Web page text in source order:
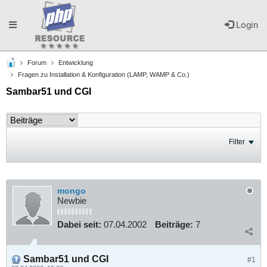
Login
Toggle
navigation
Forum
Entwicklung
Fragen zu Installation & Konfiguration (LAMP, WAMP & Co.)
Sambar51 und CGI
Filter
mongo
Newbie
Dabei seit: 07.04.2002 Beiträge: 7
#1
Sambar51 und CGI